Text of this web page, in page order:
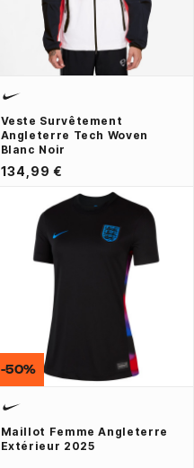
Veste Survêtement
Angleterre Tech Woven
Blanc Noir
134,99 €
Maillot Femme Angleterre
Extérieur 2025
-50%